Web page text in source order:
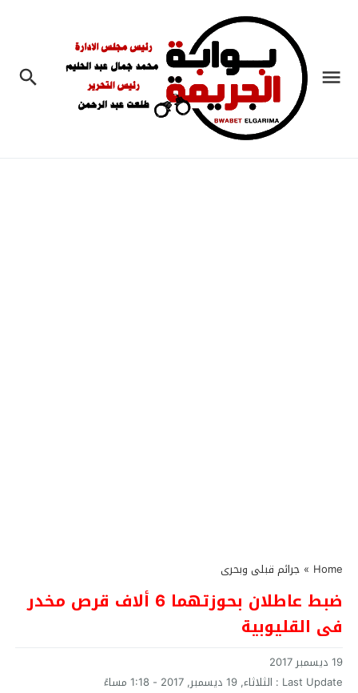
Home
» جرائم قبلى وبحرى
ضبط عاطلان بحوزتهما 6 ألاف قرص مخدر
فى القليوبية
19 ديسمبر 2017
Last Update : الثلاثاء, 19 ديسمبر, 2017 - 1:18 مساءً